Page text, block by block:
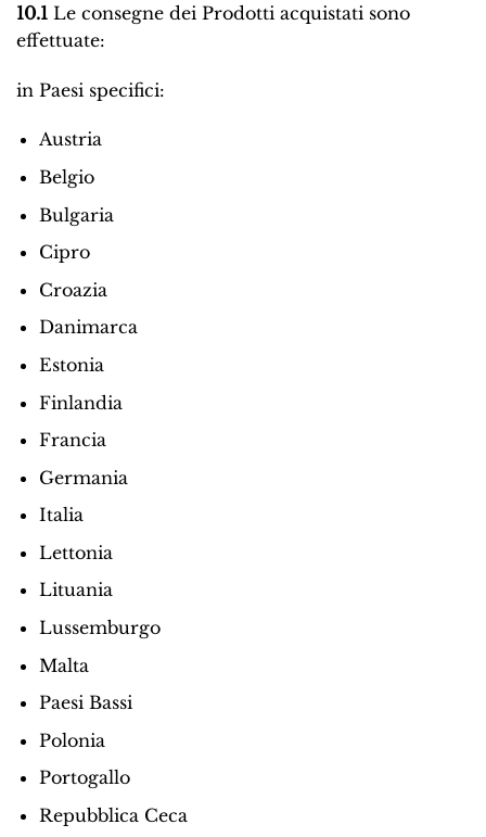
10.1 Le consegne dei Prodotti acquistati sono
effettuate:
in Paesi specifici:
Austria
Belgio
Bulgaria
Cipro
Croazia
Danimarca
Estonia
Finlandia
Francia
Germania
Italia
Lettonia
Lituania
Lussemburgo
Malta
Paesi Bassi
Polonia
Portogallo
Repubblica Ceca